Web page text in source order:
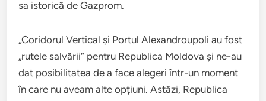
sa istorică de Gazprom.
„Coridorul Vertical și Portul Alexandroupoli au fost
„rutele salvării” pentru Republica Moldova și ne-au
dat posibilitatea de a face alegeri într-un moment
în care nu aveam alte opțiuni. Astăzi, Republica